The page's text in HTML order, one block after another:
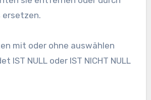
ersetzen.
mit oder ohne auswählen
IST NULLoder IST NICHT NULL